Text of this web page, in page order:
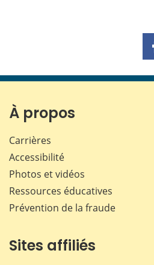
À propos
Carrières
Accessibilité
Photos et vidéos
Ressources éducatives
Prévention de la fraude
Sites affiliés